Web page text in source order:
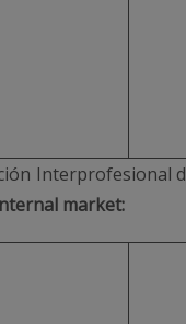
Interprofesional
market: